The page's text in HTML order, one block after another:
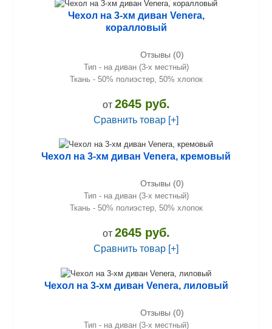
Чехол на 3-хм диван Venera,
коралловый
Отзывы (0)
Тип - на диван (3-х местный)
Ткань - 50% полиэстер, 50% хлопок
от 2645 руб.
Сравнить товар [+]
Чехол на 3-хм диван Venera, кремовый
Отзывы (0)
Тип - на диван (3-х местный)
Ткань - 50% полиэстер, 50% хлопок
от 2645 руб.
Сравнить товар [+]
Чехол на 3-хм диван Venera, лиловый
Отзывы (0)
Тип - на диван (3-х местный)